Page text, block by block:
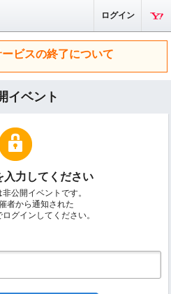
ログイン
ビスの終了について
イベント
入力してください
公開イベントです。
者から通知された
グインしてください。